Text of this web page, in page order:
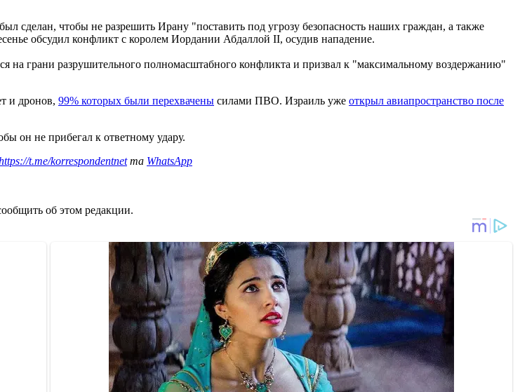
сделан, чтобы не разрешить Ирану "поставить под угрозу безопасность наших граждан, а также
обсудил конфликт с королем Иордании Абдаллой II, осудив нападение.
на грани разрушительного полномасштабного конфликта и призвал к "максимальному воздержанию"
и дронов, 99% которых были перехвачены силами ПВО. Израиль уже открыл авиапространство после
он не прибегал к ответному удару.
t.me/korrespondentnetта WhatsApp
об этом редакции.